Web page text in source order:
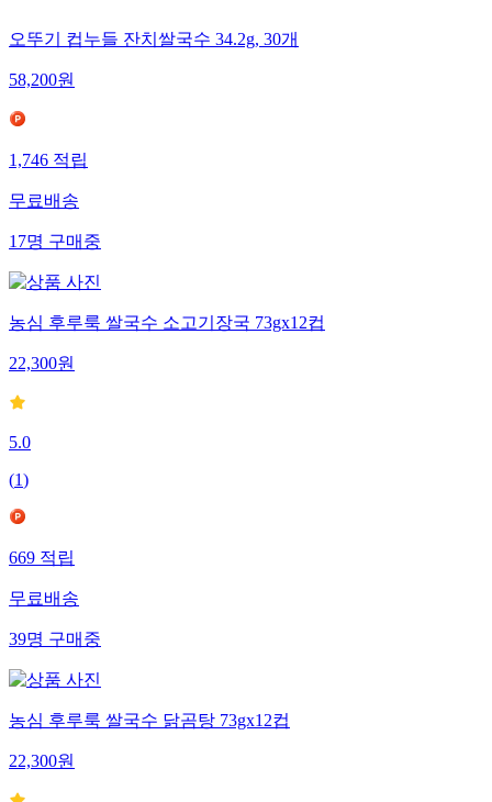
오뚜기 컵누들 잔치쌀국수 34.2g, 30개
58,200원
1,746적립
무료배송
17명구매중
농심 후루룩 쌀국수 소고기장국 73gx12컵
22,300원
5.0
(1)
669적립
무료배송
39명구매중
농심 후루룩 쌀국수 닭곰탕 73gx12컵
22,300원